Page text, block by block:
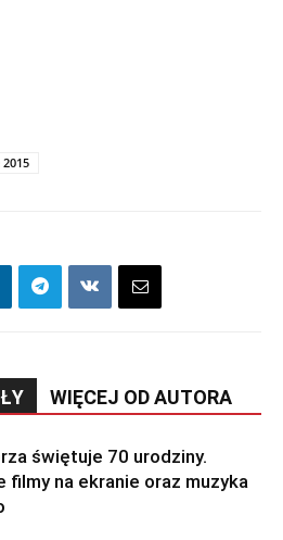
WIĘCEJ OD AUTORA
świętuje 70 urodziny.
filmy na ekranie oraz muzyka